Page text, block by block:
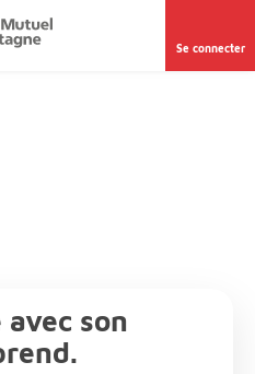
Se connecter
avec son